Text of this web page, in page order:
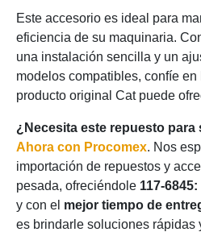
Este accesorio es ideal para
eficiencia de su maquinaria.
una instalación sencilla y un
modelos compatibles, confíe
producto original Cat puede
¿Necesita este repuesto para
Ahora con Procomex. Nos
importación de repuestos y
pesada, ofreciéndole 117-
y con el mejor tiempo de
es brindarle soluciones rápidas